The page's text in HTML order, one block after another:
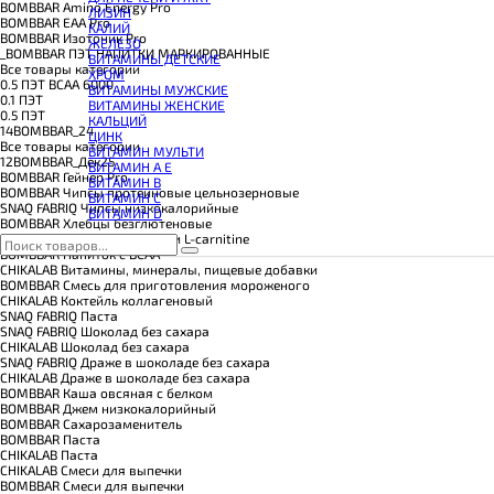
КРЕАТИН
ПОЛЕЗНЫЕ ЖИРЫ
ПРОТЕИН
ПРОТЕИНОВОЕ ПЕЧЕНЬЕ
ПРОТЕИНОВЫЕ БАТОНЧИКИ
ПРОТЕИНОВЫЕ КАШИ
ТЕСТОБУСТЕРЫ
ЦИТРУЛЛИН МАЛАТ
ПРЕДТРЕНИРОВОЧНЫЕ КОМПЛЕКСЫ
ЭНЕРГЕТИКИ И ЖИРОСЖИГАТЕЛИ#
ЛИЗИН
КАЛИЙ
ЖЕЛЕЗО
ВИТАМИНЫ ДЕТСКИЕ
ХРОМ
ВИТАМИНЫ МУЖСКИЕ
ВИТАМИНЫ ЖЕНСКИЕ
КАЛЬЦИЙ
ЦИНК
ВИТАМИН МУЛЬТИ
ВИТАМИН A E
ВИТАМИН B
ВИТАМИН C
ВИТАМИН D
BOMBBAR Amino Energy Pro
BOMBBAR EAA Pro
BOMBBAR Изотоник Pro
_BOMBBAR ПЭТ НАПИТКИ МАРКИРОВАННЫЕ
Все товары категории
0.5 ПЭТ ВСАА 6000
0.1 ПЭТ
0.5 ПЭТ
14BOMBBAR_24
Все товары категории
12BOMBBAR_Дек25
BOMBBAR Гейнер Pro
BOMBBAR Чипсы протеиновые цельнозерновые
SNAQ FABRIQ Чипсы низкокалорийные
BOMBBAR Хлебцы безглютеновые
BOMBBAR Напиток Гуарана и L-carnitine
BOMBBAR Напиток с BCAA
CHIKALAB Витамины, минералы, пищевые добавки
BOMBBAR Смесь для приготовления мороженого
CHIKALAB Коктейль коллагеновый
SNAQ FABRIQ Паста
SNAQ FABRIQ Шоколад без сахара
CHIKALAB Шоколад без сахара
SNAQ FABRIQ Драже в шоколаде без сахара
CHIKALAB Драже в шоколаде без сахара
BOMBBAR Каша овсяная с белком
BOMBBAR Джем низкокалорийный
BOMBBAR Сахарозаменитель
BOMBBAR Паста
CHIKALAB Паста
CHIKALAB Смеси для выпечки
BOMBBAR Смеси для выпечки